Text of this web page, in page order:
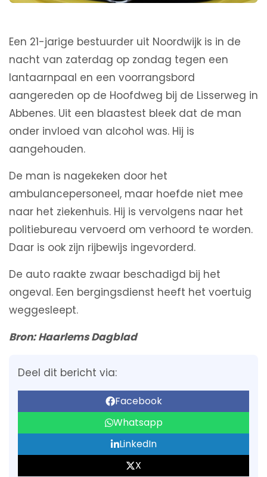
Een 21-jarige bestuurder uit Noordwijk is in de
nacht van zaterdag op zondag tegen een
lantaarnpaal en een voorrangsbord
aangereden op de Hoofdweg bij de Lisserweg in
Abbenes. Uit een blaastest bleek dat de man
onder invloed van alcohol was. Hij is
aangehouden.
De man is nagekeken door het
ambulancepersoneel, maar hoefde niet mee
naar het ziekenhuis. Hij is vervolgens naar het
politiebureau vervoerd om verhoord te worden.
Daar is ook zijn rijbewijs ingevorderd.
De auto raakte zwaar beschadigd bij het
ongeval. Een bergingsdienst heeft het voertuig
weggesleept.
Bron: Haarlems Dagblad
Deel dit bericht via:
Facebook
Whatsapp
LinkedIn
X